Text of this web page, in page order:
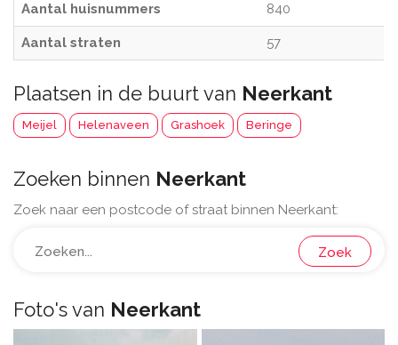
Aantal huisnummers 840
Aantal straten 57
Plaatsen in de buurt van Neerkant
Meijel Helenaveen Grashoek Beringe
Zoeken binnen Neerkant
Zoek naar een postcode of straat binnen Neerkant:
Zoek
Foto's van Neerkant